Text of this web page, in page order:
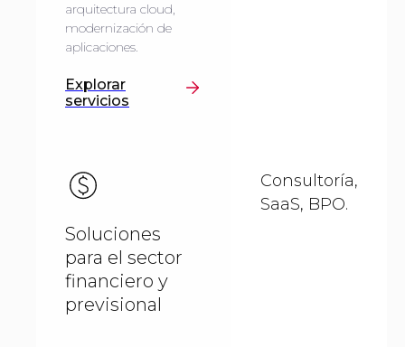
arquitectura cloud,
modernización de
aplicaciones.
Explorar
servicios
Soluciones
para el sector
financiero y
previsional
Consultoría,
SaaS, BPO.